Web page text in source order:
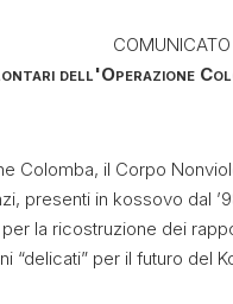
dell'Operazione
Colomba, il Corpo
presenti in kossovo dal
la ricostruzione dei
“delicati” per il futuro del